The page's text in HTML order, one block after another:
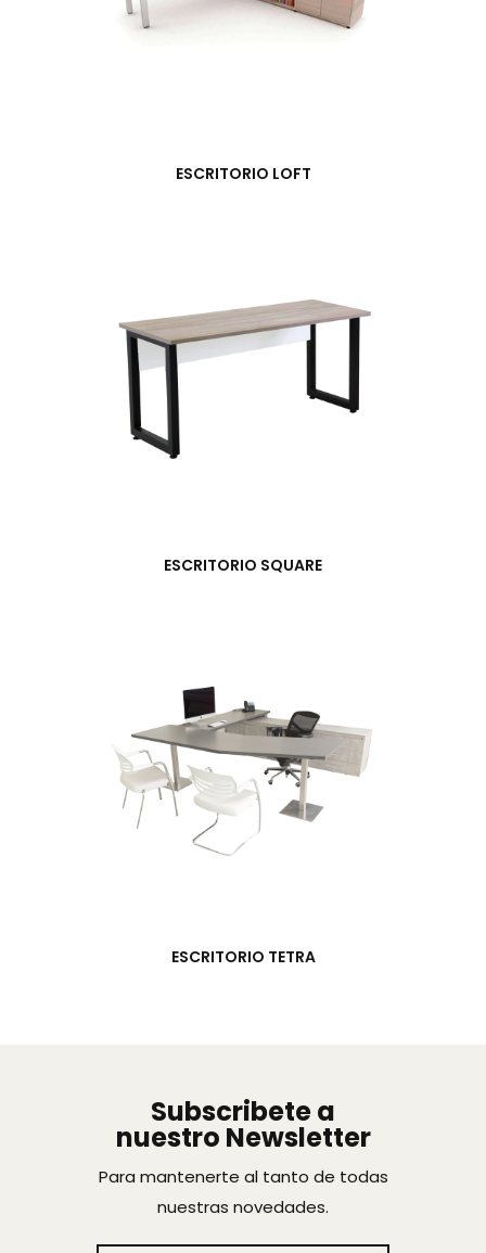
ESCRITORIO LOFT
ESCRITORIO SQUARE
ESCRITORIO TETRA
Subscribete a
nuestro Newsletter
Para mantenerte al tanto de todas
nuestras novedades.